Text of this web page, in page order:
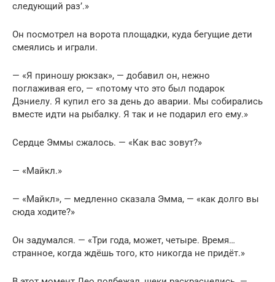
следующий раз’.»
Он посмотрел на ворота площадки, куда бегущие дети
смеялись и играли.
— «Я приношу рюкзак», — добавил он, нежно
поглаживая его, — «потому что это был подарок
Дэниелу. Я купил его за день до аварии. Мы собирались
вместе идти на рыбалку. Я так и не подарил его ему.»
Сердце Эммы сжалось. — «Как вас зовут?»
— «Майкл.»
— «Майкл», — медленно сказала Эмма, — «как долго вы
сюда ходите?»
Он задумался. — «Три года, может, четыре. Время…
странное, когда ждёшь того, кто никогда не придёт.»